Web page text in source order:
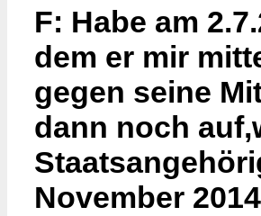
F: Habe am
dem er mir
gegen seine
dann noch
November